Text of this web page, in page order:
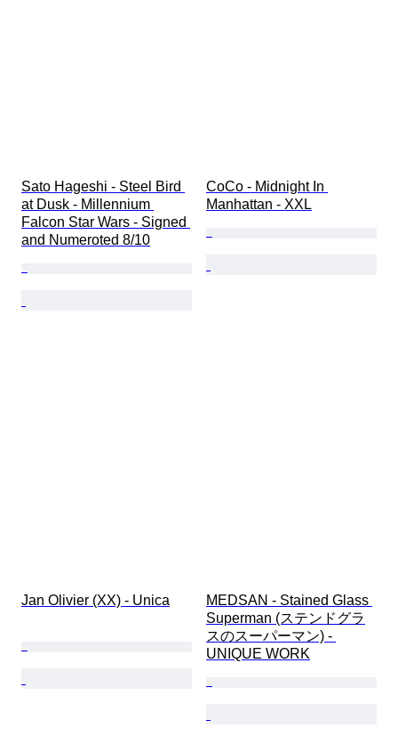
Sato Hageshi - Steel Bird
at Dusk - Millennium
Falcon Star Wars - Signed
and Numeroted 8/10
CoCo - Midnight In
Manhattan - XXL
Jan Olivier (XX) - Unica
MEDSAN - Stained Glass
Superman (ステンドグラ
スのスーパーマン) -
UNIQUE WORK